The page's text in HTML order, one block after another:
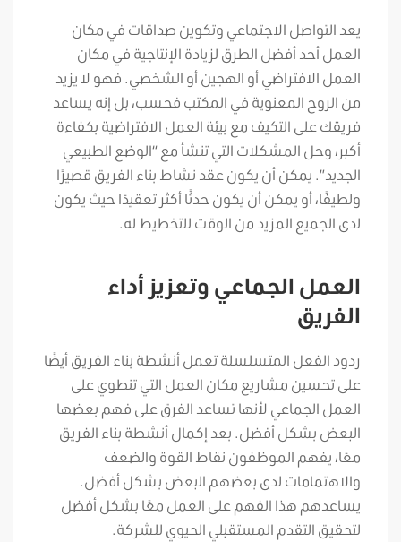
يعد التواصل الاجتماعي وتكوين صداقات في مكان
العمل أحد أفضل الطرق لزيادة الإنتاجية في مكان
العمل الافتراضي أو الهجين أو الشخصي. فهو لا يزيد
من الروح المعنوية في المكتب فحسب، بل إنه يساعد
فريقك على التكيف مع بيئة العمل الافتراضية بكفاءة
أكبر، وحل المشكلات التي تنشأ مع “الوضع الطبيعي
الجديد”. يمكن أن يكون عقد نشاط بناء الفريق قصيرًا
ولطيفًا، أو يمكن أن يكون حدثًا أكثر تعقيدًا حيث يكون
لدى الجميع المزيد من الوقت للتخطيط له.
العمل الجماعي وتعزيز أداء
الفريق
ردود الفعل المتسلسلة تعمل أنشطة بناء الفريق أيضًا
على تحسين مشاريع مكان العمل التي تنطوي على
العمل الجماعي لأنها تساعد الفرق على فهم بعضها
البعض بشكل أفضل. بعد إكمال أنشطة بناء الفريق
معًا، يفهم الموظفون نقاط القوة والضعف
والاهتمامات لدى بعضهم البعض بشكل أفضل.
يساعدهم هذا الفهم على العمل معًا بشكل أفضل
لتحقيق التقدم المستقبلي الحيوي للشركة.